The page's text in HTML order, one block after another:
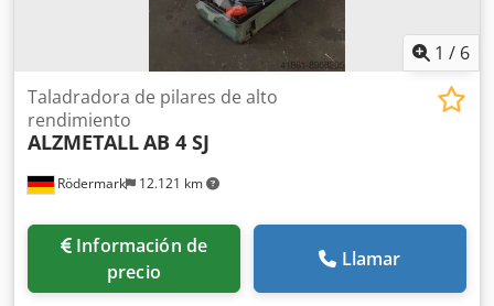
1 / 6
Rödermark 12.121 km
Taladradora de pilares de alto
rendimiento
ALZMETALLAB 4 SJ
Información de
precio
Llamar